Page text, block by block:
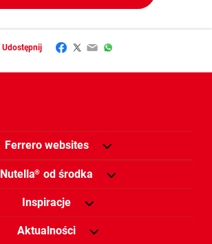
Udostępnij Facebook
Twitter
EmailWhatsApp
Ferrero websites
Nutella® od środka
Inspiracje
Aktualności